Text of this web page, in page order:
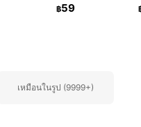
฿59
เหมือนในรูป (9999+)